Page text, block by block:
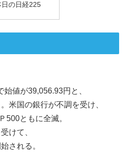
日の日経225
値が39,056.93円と、
米国の銀行が不調を受け、
500ともに全滅。
けて、
される。